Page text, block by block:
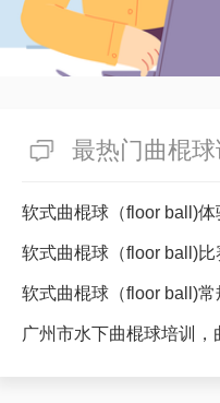
最热门曲棍
软式曲棍球（floor ball)体
软式曲棍球（floor ball)比
软式曲棍球（floor ball)常
广州市水下曲棍球培训